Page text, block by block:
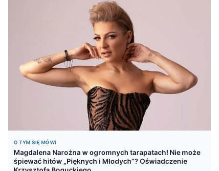
O TYM SIĘ MÓWI
Magdalena Narożna w ogromnych tarapatach! Nie może
śpiewać hitów „Pięknych i Młodych”? Oświadczenie